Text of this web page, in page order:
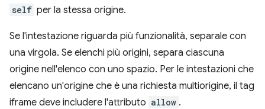
self per la stessa origine.
Se l'intestazione riguarda più funzionalità, separale con
una virgola. Se elenchi più origini, separa ciascuna
origine nell'elenco con uno spazio. Per le intestazioni che
elencano un'origine che è una richiesta multiorigine, il tag
iframe deve includere l'attributo allow .